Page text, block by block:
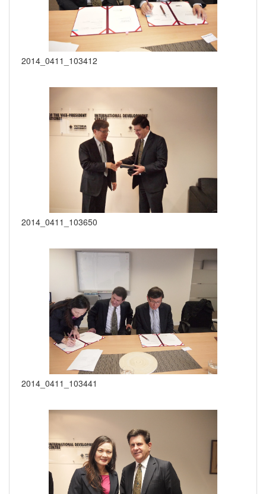
2014_0411_103412
2014_0411_103650
2014_0411_103441